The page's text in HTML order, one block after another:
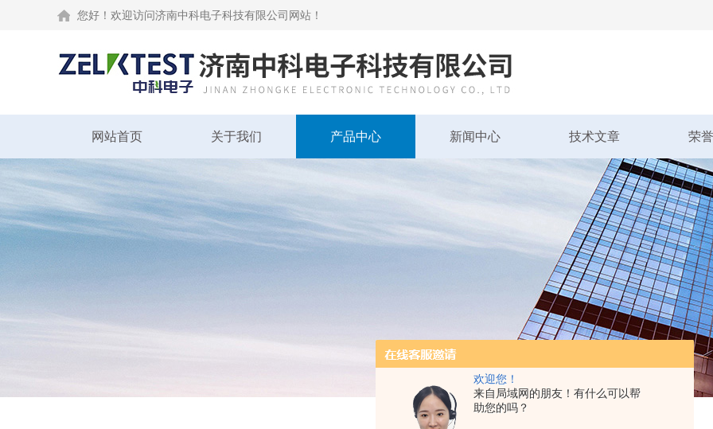
欢迎您！
来自局域网的朋友！有什么可以帮
助您的吗？
您好！欢迎访问济南中科电子科技有限公司网站！
网站首页 关于我们 产品中心 新闻中心 技术文章 荣